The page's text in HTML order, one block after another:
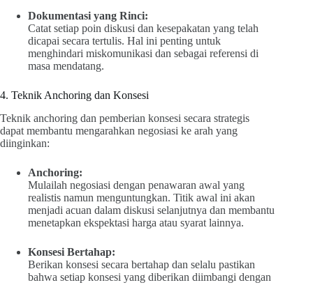
Dokumentasi yang Rinci:
Catat setiap poin diskusi dan kesepakatan yang telah
dicapai secara tertulis. Hal ini penting untuk
menghindari miskomunikasi dan sebagai referensi di
masa mendatang.
4. Teknik Anchoring dan Konsesi
Teknik anchoring dan pemberian konsesi secara strategis
dapat membantu mengarahkan negosiasi ke arah yang
diinginkan:
Anchoring:
Mulailah negosiasi dengan penawaran awal yang
realistis namun menguntungkan. Titik awal ini akan
menjadi acuan dalam diskusi selanjutnya dan membantu
menetapkan ekspektasi harga atau syarat lainnya.
Konsesi Bertahap:
Berikan konsesi secara bertahap dan selalu pastikan
bahwa setiap konsesi yang diberikan diimbangi dengan